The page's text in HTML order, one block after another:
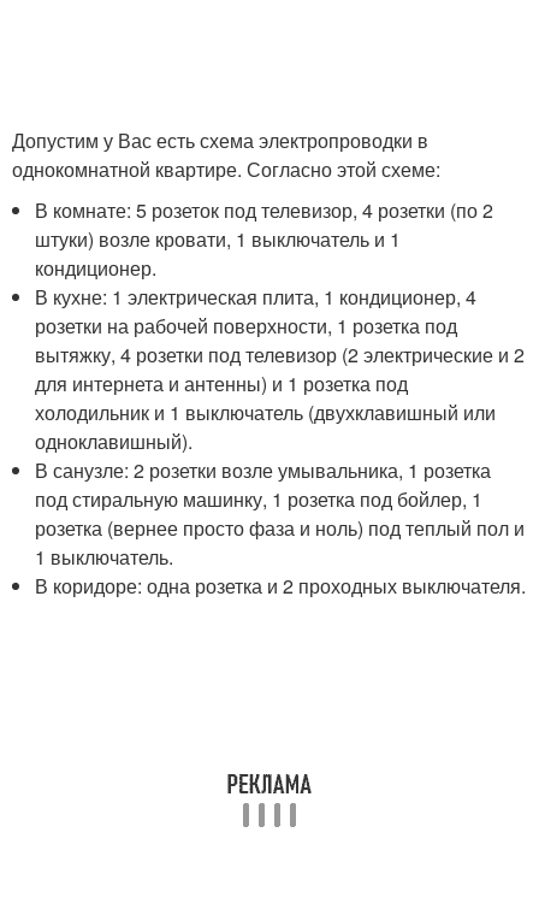
Допустим у Вас есть схема электропроводки в
однокомнатной квартире. Согласно этой схеме:
В комнате: 5 розеток под телевизор, 4 розетки (по 2
штуки) возле кровати, 1 выключатель и 1
кондиционер.
В кухне: 1 электрическая плита, 1 кондиционер, 4
розетки на рабочей поверхности, 1 розетка под
вытяжку, 4 розетки под телевизор (2 электрические и 2
для интернета и антенны) и 1 розетка под
холодильник и 1 выключатель (двухклавишный или
одноклавишный).
В санузле: 2 розетки возле умывальника, 1 розетка
под стиральную машинку, 1 розетка под бойлер, 1
розетка (вернее просто фаза и ноль) под теплый пол и
1 выключатель.
В коридоре: одна розетка и 2 проходных выключателя.